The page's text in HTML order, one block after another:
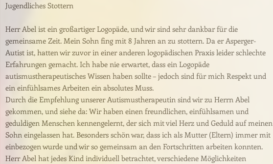
Jugendliches Stottern
Herr Abel ist ein großartiger Logopäde, und wir sind sehr dankbar für die
gemeinsame Zeit. Mein Sohn fing mit 8 Jahren an zu stottern. Da er Asperger-
Autist ist, hatten wir zuvor in einer anderen logopädischen Praxis leider schlechte
Erfahrungen gemacht. Ich habe nie erwartet, dass ein Logopäde
autismustherapeutisches Wissen haben sollte – jedoch sind für mich Respekt und
ein einfühlsames Arbeiten ein absolutes Muss.
Durch die Empfehlung unserer Autismustherapeutin sind wir zu Herrn Abel
gekommen, und siehe da: Wir haben einen freundlichen, einfühlsamen und
geduldigen Menschen kennengelernt, der sich mit viel Herz und Geduld auf meinen
Sohn eingelassen hat. Besonders schön war, dass ich als Mutter (Eltern) immer mit
einbezogen wurde und wir so gemeinsam an den Fortschritten arbeiten konnten.
Herr Abel hat jedes Kind individuell betrachtet, verschiedene Möglichkeiten